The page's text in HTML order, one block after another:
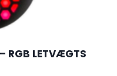
RGB LETVÆGTS